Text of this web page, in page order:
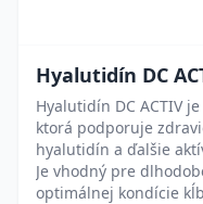
Hyalutidín DC
Hyalutidín DC ACTIV
ktorá podporuje
hyalutidín a ďalšie
Je vhodný pre
optimálnej kondície